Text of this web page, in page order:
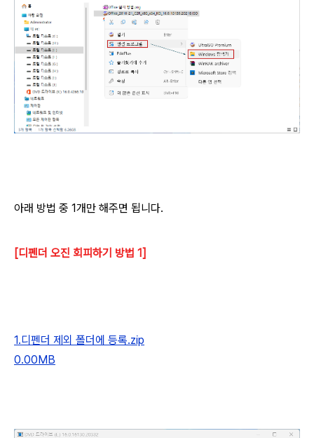
아래 방법 중 1개만 해주면 됩니다.
[디펜더 오진 회피하기 방법 1]
1.디펜더 제외 폴더에 등록.zip
0.00MB